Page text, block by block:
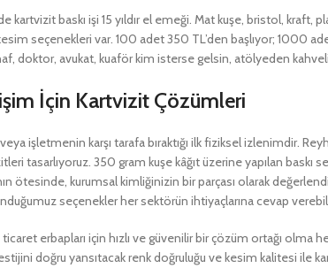
kartvizit baskı işi 15 yıldır el emeği. Mat kuşe, bristol, kraft,
seçenekleri var. 100 adet 350 TL’den başlıyor; 1000
doktor, avukat, kuaför kim isterse gelsin, atölyeden
İçin Kartvizit Çözümleri
işletmenin karşı tarafa bıraktığı ilk fiziksel izlenimdir.
tasarlıyoruz. 350 gram kuşe kâğıt üzerine yapılan
ötesinde, kurumsal kimliğinizin bir parçası olarak
seçenekler her sektörün ihtiyaçlarına cevap
erbapları için hızlı ve güvenilir bir çözüm ortağı olma
doğru yansıtacak renk doğruluğu ve kesim kalitesi ile